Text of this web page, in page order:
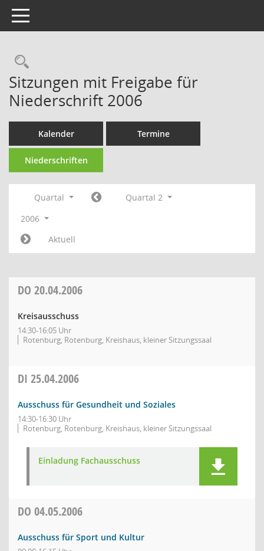
Toggle navigation
Rechercheauswahl
Sitzungen mit Freigabe für
Niederschrift 2006
Kalender Termine
Niederschriften
Quartal
Quartal 2
2006
Aktuell
DO 20.04.2006
Kreisausschuss
14:30-16:05 Uhr
Rotenburg, Rotenburg, Kreishaus, kleiner Sitzungssaal
DI 25.04.2006
Ausschuss für Gesundheit und Soziales
14:30-16:30 Uhr
Rotenburg, Rotenburg, Kreishaus, kleiner Sitzungssaal
Einladung Fachausschuss
DO 04.05.2006
Ausschuss für Sport und Kultur